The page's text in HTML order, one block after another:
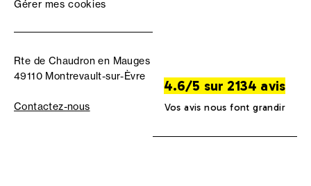
Gérer mes cookies
Rte de Chaudron en Mauges
49110 Montrevault-sur-Èvre
Contactez-nous
4.6/5 sur 2134 avis
Vos avis nous font grandir